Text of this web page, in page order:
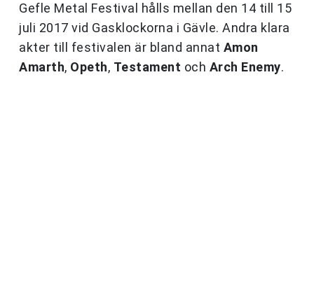
Gefle Metal Festival hålls mellan den 14 till 15
juli 2017 vid Gasklockorna i Gävle. Andra klara
akter till festivalen är bland annat Amon
Amarth, Opeth, Testament och Arch Enemy.